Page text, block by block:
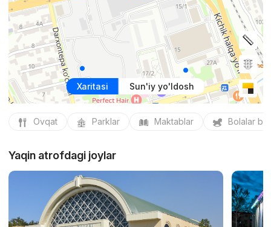
Xaritasi Sun'iy yo'ldosh
Ovqat Parklar Maktablar Bolalar
Yaqin atrofdagi joylar